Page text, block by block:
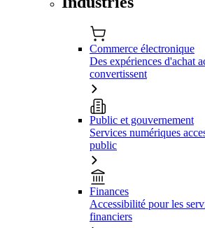
Commerce électronique
Des expériences d'achat
convertissent
Public et gouvernement
Services numériques
public
Finances
Accessibilité pour les
financiers